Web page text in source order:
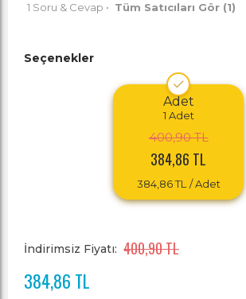
1 Soru & Cevap • Tüm Satıcıları Gör (1)
Seçenekler
Adet
1 Adet
400,90 TL
384,86 TL
384,86 TL / Adet
İndirimsiz Fiyatı: 400,90 TL
384,86 TL